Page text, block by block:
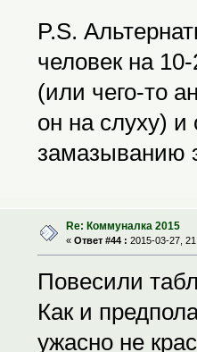
P.S.
человек на
(или чего-то
он на слуху) и
замазыванию
Re: Коммуналка 2015
« Ответ #44 : 2015-03-27,
Повесили
Как и
ужасно не